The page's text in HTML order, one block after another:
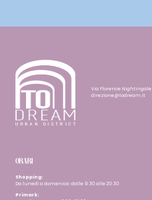
Via Florence Nightingale
direzione@todream.it
ORARI
Shopping:
Da lunedì a domenica: dalle 9:30 alle 20:30
Primark: